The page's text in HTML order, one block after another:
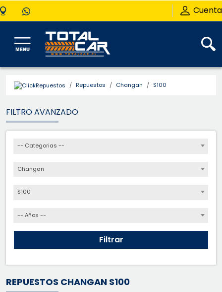
Cuenta
Repuestos Changan S100
FILTRO AVANZADO
-- Categorias --
Changan
S100
-- Años --
Filtrar
REPUESTOS CHANGAN S100